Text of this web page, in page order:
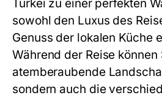
Türkei zu einer perfekten
sowohl den Luxus des
Genuss der lokalen Küche
Während der Reise
atemberaubende
sondern auch die